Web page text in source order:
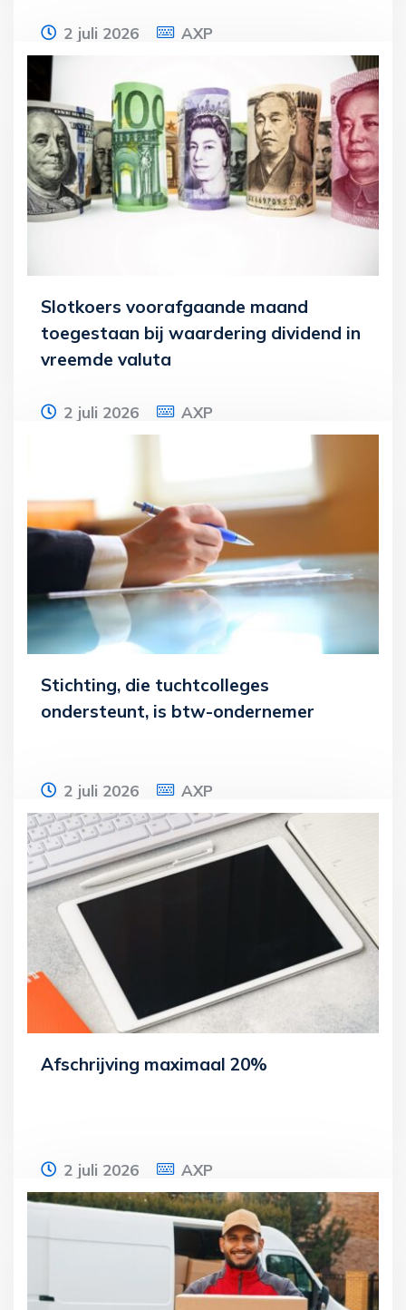
2 juli 2026 AXP
De minister van BZK wil met een wijziging
van het Besluit digitale overheid de
voorziening DigiD Zakelijk Belastingdienst
Lees meer
Slotkoers voorafgaande maand
toegestaan bij waardering dividend in
vreemde valuta
2 juli 2026 AXP
waardeert de dividendvordering in euro’s
Lees meer
Stichting, die tuchtcolleges
ondersteunt, is btw-ondernemer
2 juli 2026 AXP
Een stichting ondersteunt de
tuchtcolleges voor de advocatuur. De
Nederlandse orde van advocaten (NOvA)
betaalt hiervoor
Lees meer
Afschrijving maximaal 20%
2 juli 2026 AXP
Een ondernemer mag jaarlijks maximaal
20% van de aanschaffings- of
voortbrengingskosten van
bedrijfsmiddelen afschrijven.